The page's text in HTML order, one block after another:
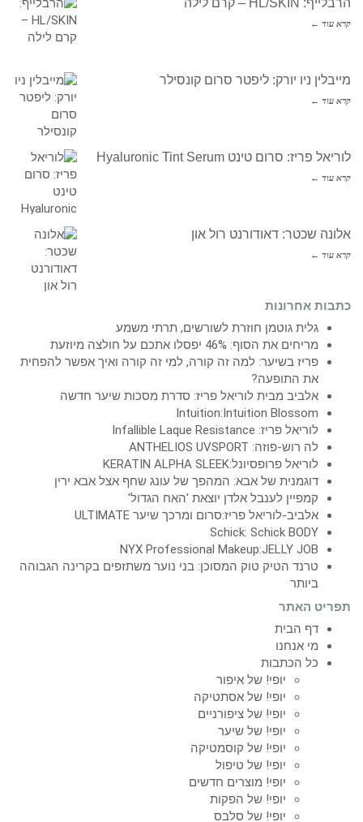
קרא עוד ←
מייבלין ניו יורק: ליפטר סרום קונסילר
קרא עוד ←
לוריאל פריז: סרום טינט Hyaluronic Tint Serum
קרא עוד ←
אלונה שכטר: דאודורנט רול און
קרא עוד ←
כתבות אחרונות
גלית גוטמן חוזרת לשורשים, תרתי משמע
מריחים את הסוף: 46% יפסלו אתכם על חולצה מיוזעת
פריז בשיער: למה זה קורה, למי זה קורה ואיך אפשר להפחית
את התופעה?
אלביב מבית לוריאל פריז: סדרת מסכות שיער חדשה
Intuition:Intuition Blossom
לוריאל פריז: Infallible Laque Resistance
לה רוש-פוזה: ANTHELIOS UVSPORT
לוריאל פרופסיונל:KERATIN ALPHA SLEEK
דוגמנית של אבא: המהפך של עונג שחף אצל אבא ירין
קמפיין לענבל אלדן יוצאת 'האח הגדול'
אלביב-לוריאל פריז:סרום ומרכך שיער ULTIMATE
Schick: Schick BODY
NYX Professional Makeup:JELLY JOB
טרנד הטיק טוק המסוכן: בני נוער משתזפים בקרינה הגבוהה
ביותר
תפריט האתר
דף הבית
מי אנחנו
כל הכתבות
יופי! של איפור
יופי! של אסתטיקה
יופי! של ציפורניים
יופי! של שיער
יופי! של קוסמטיקה
יופי! של טיפול
יופי! מוצרים חדשים
יופי! של הפקות
יופי! של סלבס